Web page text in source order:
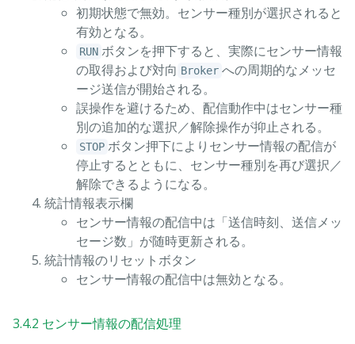
初期状態で無効。センサー種別が選択されると
有効となる。
RUN ボタンを押下すると、実際にセンサー情報
の取得および対向 Broker への周期的なメッセ
ージ送信が開始される。
誤操作を避けるため、配信動作中はセンサー種
別の追加的な選択／解除操作が抑止される。
STOP ボタン押下によりセンサー情報の配信が
停止するとともに、センサー種別を再び選択／
解除できるようになる。
統計情報表示欄
センサー情報の配信中は「送信時刻、送信メッ
セージ数」が随時更新される。
統計情報のリセットボタン
センサー情報の配信中は無効となる。
3.4.2 センサー情報の配信処理